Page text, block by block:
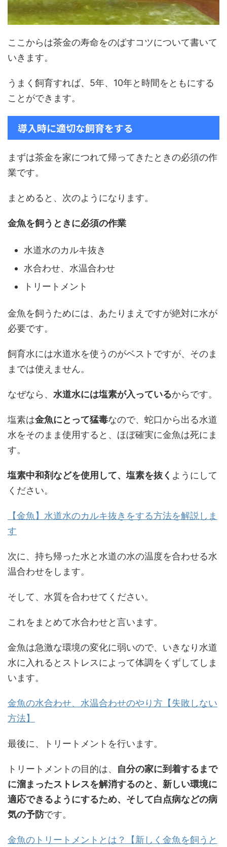
ここからは茶金の寿命をのばすコツについて書いて
いきます。
うまく飼育すれば、5年、10年と時間をともにする
ことができます。
導入時に適切な飼育をする
まずは茶金を家につれて帰ってきたときの必須の作
業です。
まとめると、次のようになります。
金魚を飼うときに必須の作業
水道水のカルキ抜き
水合わせ、水温合わせ
トリートメント
金魚を飼うためには、あたりまえですが絶対に水が
必要です。
飼育水には水道水を使うのがベストですが、そのま
までは使えません。
なぜなら、 水道水には塩素が入っているからです。
塩素は金魚にとって猛毒なので、蛇口から出る水道
水をそのまま使用すると、ほぼ確実に金魚は死にま
す。
塩素中和剤などを使用して、塩素を抜く ようにして
ください。
【金魚】水道水のカルキ抜きをする方法を解説しま
す
次に、持ち帰った水と水道の水の温度を合わせる水
温合わせをします。
そして、水質を合わせてください。
これをまとめて水合わせと言います。
金魚は急激な環境の変化に弱いので、いきなり水道
水に入れるとストレスによって体調をくずしてしま
います。
金魚の水合わせ、水温合わせのやり方【失敗しない
方法】
最後に、トリートメントを行います。
トリートメントの目的は、 自分の家に到着するまで
に溜まったストレスを解消するのと、新しい環境に
適応できるようにするため、そして白点病などの病
気の予防です。
金魚のトリートメントとは？【新しく金魚を飼うと